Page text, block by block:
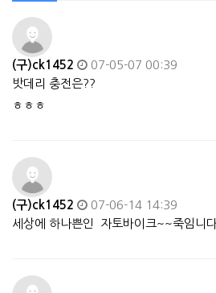
(구)ck1452
07-05-07 00:39
밧데리 충전은??
ㅎㅎㅎ
(구)ck1452
07-06-14 14:39
세상에 하나쁜인 자토바이크~~죽임니